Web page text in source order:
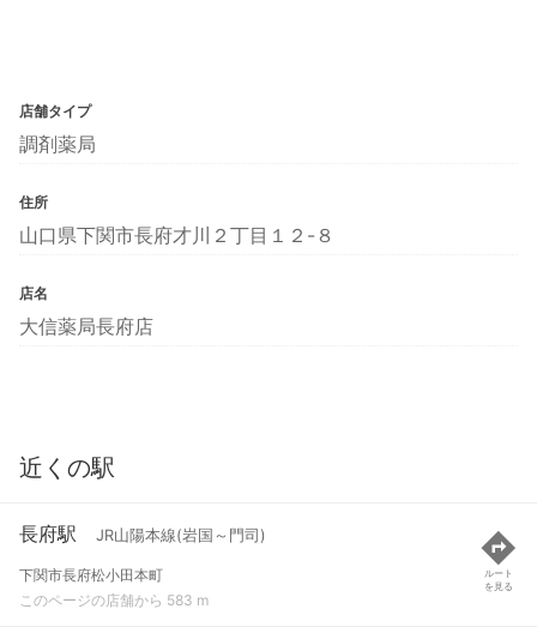
店舗タイプ
調剤薬局
住所
山口県下関市長府才川２丁目１２-８
店名
大信薬局長府店
近くの駅
長府駅 JR山陽本線(岩国～門司)
下関市長府松小田本町
このページの店舗から 583 m
ルート
を見る